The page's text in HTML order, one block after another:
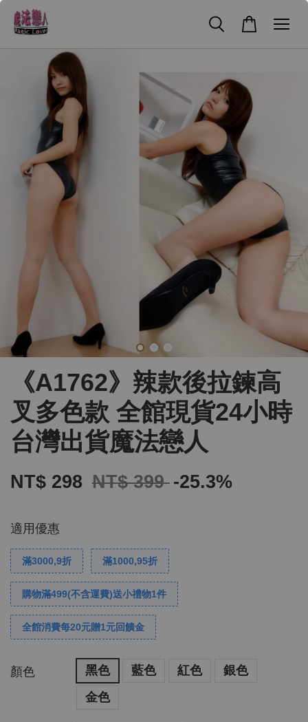
《A1762》辣款後拉鍊高
叉多色款 全館現貨24小時
台灣出貨魔法戀人
NT$ 298 NT$ 399 -25.3%
適用優惠
滿3000,9折 滿1000,95折
購物滿499(不含運費)送小禮物1件
全館消費每20元贈1元回饋金
顏色 黑色 藍色 紅色
銀色
金色